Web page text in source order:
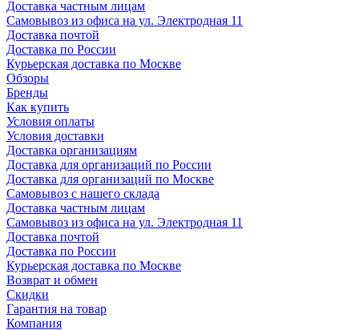
Доставка частным лицам
Самовывоз из офиса на ул. Электродная 11
Доставка почтой
Доставка по России
Курьерская доставка по Москве
Обзоры
Бренды
Как купить
Условия оплаты
Условия доставки
Доставка организациям
Доставка для организаций по России
Доставка для организаций по Москве
Самовывоз с нашего склада
Доставка частным лицам
Самовывоз из офиса на ул. Электродная 11
Доставка почтой
Доставка по России
Курьерская доставка по Москве
Возврат и обмен
Скидки
Гарантия на товар
Компания